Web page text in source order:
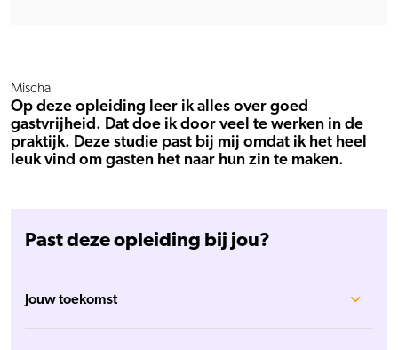
Mischa
Op deze opleiding leer ik alles over goed
gastvrijheid. Dat doe ik door veel te werken in de
praktijk. Deze studie past bij mij omdat ik het heel
leuk vind om gasten het naar hun zin te maken.
Past deze opleiding bij jou?
Jouw toekomst